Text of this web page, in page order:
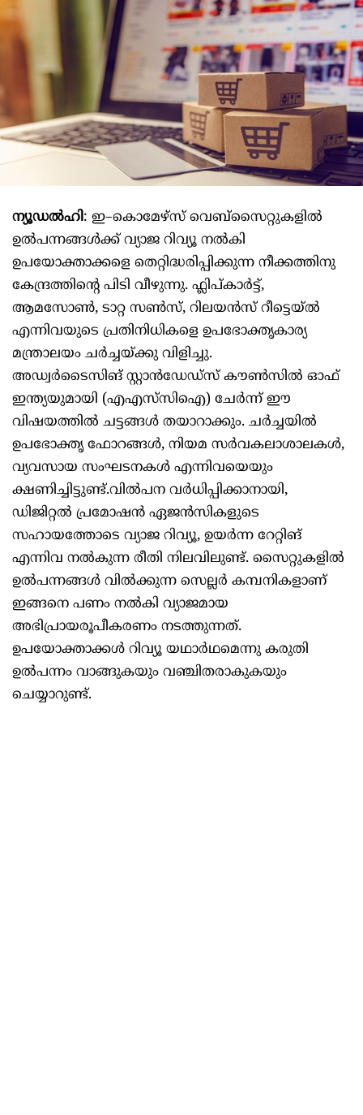
ന്യൂഡൽഹി: ഇ–കൊമേഴ്സ് വെബ്സൈറ്റുകളിൽ
ഉൽപന്നങ്ങൾക്ക് വ്യാജ റിവ്യൂ നൽകി
ഉപയോക്താക്കളെ തെറ്റിദ്ധരിപ്പിക്കുന്ന നീക്കത്തിനു
കേന്ദ്രത്തിന്റെ പിടി വീഴുന്നു. ഫ്ലിപ്കാർട്ട്,
ആമസോൺ, ടാറ്റ സൺസ്, റിലയൻസ് റീട്ടെയ്ൽ
എന്നിവയുടെ പ്രതിനിധികളെ ഉപഭോക്തൃകാര്യ
മന്ത്രാലയം ചർച്ചയ്ക്കു വിളിച്ചു.
അഡ്വർടൈസിങ് സ്റ്റാൻഡേഡ്സ് കൗൺസിൽ ഓഫ്
ഇന്ത്യയുമായി (എഎസ്‍സിഐ) ചേർന്ന് ഈ
വിഷയത്തിൽ ചട്ടങ്ങൾ തയാറാക്കും. ചർച്ചയിൽ
ഉപഭോക്തൃ ഫോറങ്ങൾ, നിയമ സർവകലാശാലകൾ,
വ്യവസായ സംഘടനകൾ എന്നിവയെയും
ക്ഷണിച്ചിട്ടുണ്ട്.വിൽപന വർധിപ്പിക്കാനായി,
ഡിജിറ്റൽ പ്രമോഷൻ ഏജൻസികളുടെ
സഹായത്തോടെ വ്യാജ റിവ്യൂ, ഉയർന്ന റേറ്റിങ്
എന്നിവ നൽകുന്ന രീതി നിലവിലുണ്ട്. സൈറ്റുകളിൽ
ഉൽപന്നങ്ങൾ വിൽക്കുന്ന സെല്ലർ കമ്പനികളാണ്
ഇങ്ങനെ പണം നൽകി വ്യാജമായ
അഭിപ്രായരൂപീകരണം നടത്തുന്നത്.
ഉപയോക്താക്കൾ റിവ്യൂ യഥാർഥമെന്നു കരുതി
ഉൽപന്നം വാങ്ങുകയും വഞ്ചിതരാകുകയും
ചെയ്യാറുണ്ട്.